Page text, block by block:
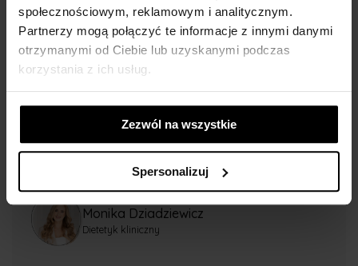
społecznościowym, reklamowym i analitycznym.
Partnerzy mogą połączyć te informacje z innymi danymi
otrzymanymi od Ciebie lub uzyskanymi podczas
korzystania z ich usług.
Zezwól na wszystkie
Spersonalizuj
Ekspert radzi
Kolagen stanowi jedno z najważniejszych białek
Odpowiada za kondycję skóry, włosów i
paznokci, a także za pracę stawów, kości oraz
układu odpornościowego. Po 25 rok... Pokaż
Monika Dziadziewicz
Dietetyk kliniczny